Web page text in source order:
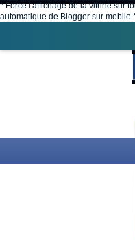
* Force l'affichage de la vitrine sur
automatique de Blogger sur mobile